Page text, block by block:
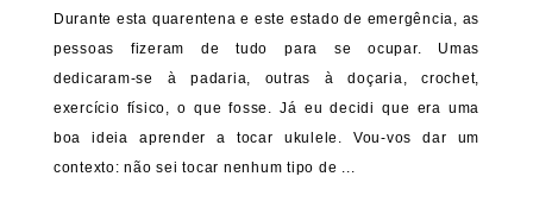
Durante esta quarentena e este estado de emergência, as
pessoas fizeram de tudo para se ocupar. Umas
dedicaram-se à padaria, outras à doçaria, crochet,
exercício físico, o que fosse. Já eu decidi que era uma
boa ideia aprender a tocar ukulele. Vou-vos dar um
contexto: não sei tocar nenhum tipo de ...